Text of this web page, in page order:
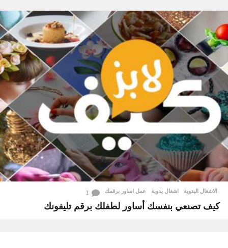
الاشغال اليدوية اشغال يدوية ,
عمل اساور برقمك 1
كيف تصنعي بنفسك أساور لطفلك برقم تليفونك